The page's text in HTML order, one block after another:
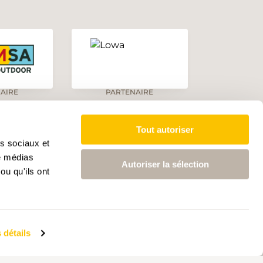
sociaux et
médias
qu'ils ont
détails
Tout autoriser
Autoriser la sélection
PARTENAIRE
LANGUES